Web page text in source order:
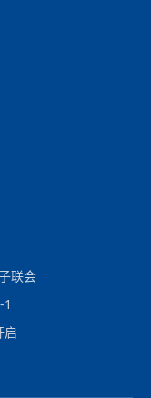
联会
启